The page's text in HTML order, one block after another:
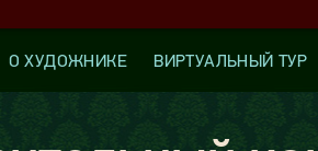
О ХУДОЖНИКЕ ВИРТУАЛЬНЫЙ ТУР